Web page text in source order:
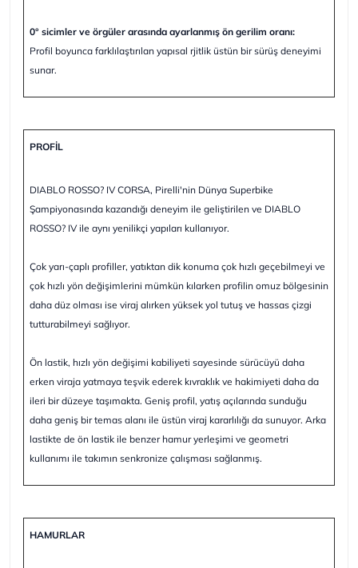
0° sicimler ve örgüler arasında ayarlanmış ön gerilim oranı:
Profil boyunca farklılaştırılan yapısal rjitlik üstün bir sürüş deneyimi
sunar.
PROFİL
DIABLO ROSSO? IV CORSA, Pirelli'nin Dünya Superbike
Şampiyonasında kazandığı deneyim ile geliştirilen ve DIABLO
ROSSO? IV ile aynı yenilikçi yapıları kullanıyor.
Çok yarı-çaplı profiller, yatıktan dik konuma çok hızlı geçebilmeyi ve
çok hızlı yön değişimlerini mümkün kılarken profilin omuz bölgesinin
daha düz olması ise viraj alırken yüksek yol tutuş ve hassas çizgi
tutturabilmeyi sağlıyor.
Ön lastik, hızlı yön değişimi kabiliyeti sayesinde sürücüyü daha
erken viraja yatmaya teşvik ederek kıvraklık ve hakimiyeti daha da
ileri bir düzeye taşımakta. Geniş profil, yatış açılarında sunduğu
daha geniş bir temas alanı ile üstün viraj kararlılığı da sunuyor. Arka
lastikte de ön lastik ile benzer hamur yerleşimi ve geometri
kullanımı ile takımın senkronize çalışması sağlanmış.
HAMURLAR